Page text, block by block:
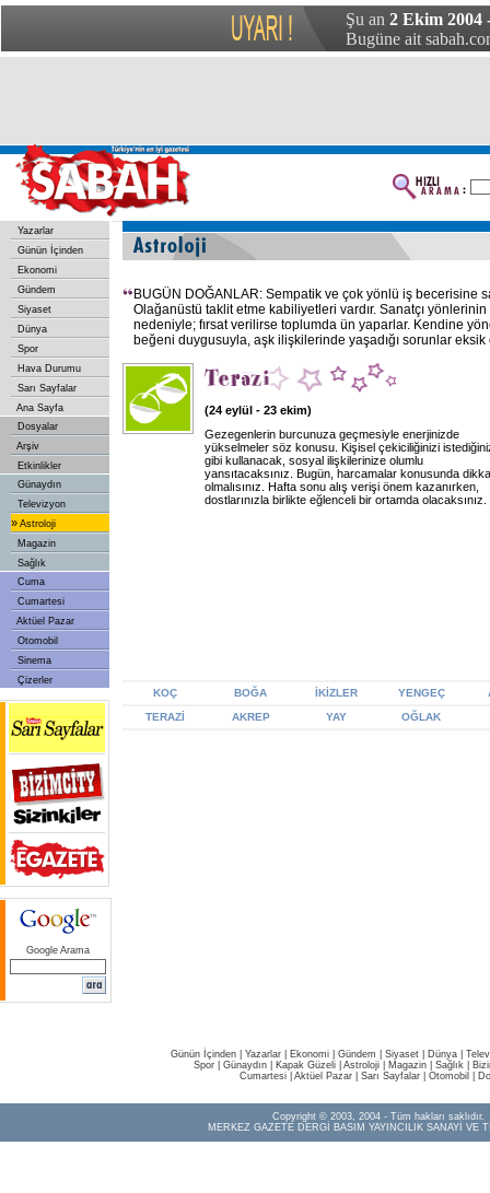
Şu an 2 Ekim 2004
Bugüne ait
Yazarlar
Günün İçinden
Ekonomi
Gündem
Siyaset
Dünya
Spor
Hava Durumu
Sarı Sayfalar
Ana Sayfa
Dosyalar
Arşiv
Etkinlikler
Günaydın
Televizyon
» Astroloji
Magazin
Sağlık
Cuma
Cumartesi
Aktüel Pazar
Otomobil
Sinema
Çizerler
Google Arama
BUGÜN DOĞANLAR: Sempatik ve çok yönlü iş becerisine
Olağanüstü taklit etme kabiliyetleri vardır. Sanatçı
nedeniyle; fırsat verilirse toplumda ün yaparlar. Kendine
beğeni duygusuyla, aşk ilişkilerinde yaşadığı sorunlar
(24 eylül - 23 ekim)
Gezegenlerin burcunuza geçmesiyle enerjinizde
yükselmeler söz konusu. Kişisel çekiciliğinizi
gibi kullanacak, sosyal ilişkilerinize olumlu
yansıtacaksınız. Bugün, harcamalar konusunda
olmalısınız. Hafta sonu alış verişi önem kazanırken,
dostlarınızla birlikte eğlenceli bir ortamda olacaksınız.
KOÇ BOĞA İKİZLER YENGEÇ
TERAZİ
AKREP YAY OĞLAK
Günün İçinden Yazarlar Ekonomi Gündem Siyaset Dünya |
Spor
Günaydın Kapak Güzeli Astroloji Magazin Sağlık
Cumartesi| Aktüel Pazar| Sarı Sayfalar| Otomobil
Copyright © 2003, 2004 - Tüm hakları saklıdır.
MERKEZ GAZETE DERGİ BASIM YAYINCILIK SANAYİ VE